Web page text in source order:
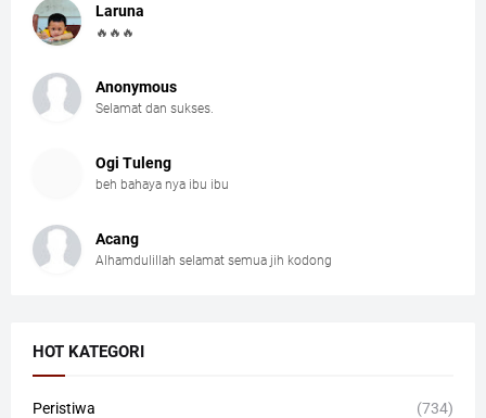
Laruna
🔥🔥🔥
Anonymous
Selamat dan sukses.
Ogi Tuleng
beh bahaya nya ibu ibu
Acang
Alhamdulillah selamat semua jih kodong
HOT KATEGORI
Peristiwa (734)